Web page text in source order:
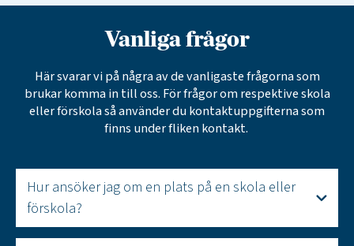
Vanliga frågor
Här svarar vi på några av de vanligaste frågorna som
brukar komma in till oss. För frågor om respektive skola
eller förskola så använder du kontaktuppgifterna som
finns under fliken kontakt.
Hur ansöker jag om en plats på en skola eller
förskola?